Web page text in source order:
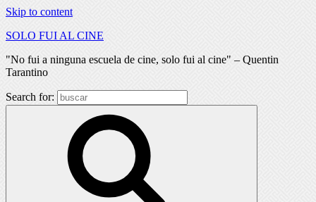
Skip to content
SOLO FUI AL CINE
"No fui a ninguna escuela de cine, solo fui al cine" – Quentin
Tarantino
Search for: